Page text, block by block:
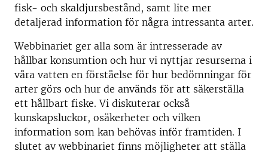
fisk- och skaldjursbestånd, samt lite mer
detaljerad information för några intressanta arter.
Webbinariet ger alla som är intresserade av
hållbar konsumtion och hur vi nyttjar resurserna i
våra vatten en förståelse för hur bedömningar för
arter görs och hur de används för att säkerställa
ett hållbart fiske. Vi diskuterar också
kunskapsluckor, osäkerheter och vilken
information som kan behövas inför framtiden. I
slutet av webbinariet finns möjligheter att ställa